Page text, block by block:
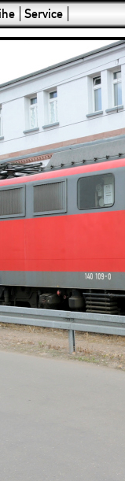
Service